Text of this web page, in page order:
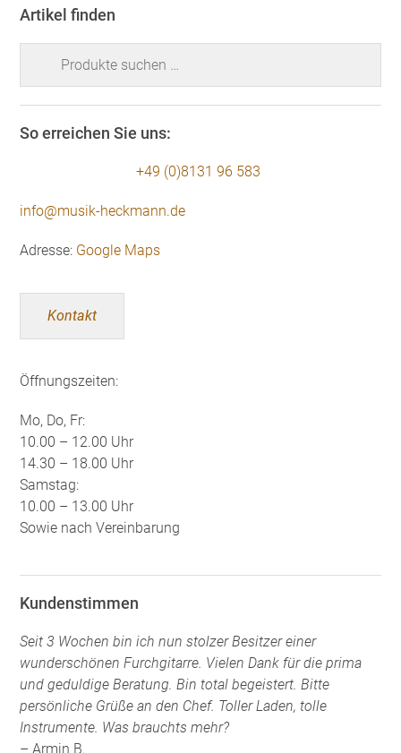
Artikel finden
So erreichen Sie uns:
+49 (0)8131 96 583
info@musik-heckmann.de
Adresse: Google Maps
Kontakt
Öffnungszeiten:
Mo, Do, Fr:
10.00 – 12.00 Uhr
14.30 – 18.00 Uhr
Samstag:
10.00 – 13.00 Uhr
Sowie nach Vereinbarung
Kundenstimmen
Seit 3 Wochen bin ich nun stolzer Besitzer einer
wunderschönen Furchgitarre. Vielen Dank für die prima
und geduldige Beratung. Bin total begeistert. Bitte
persönliche Grüße an den Chef. Toller Laden, tolle
Instrumente. Was brauchts mehr?
– Armin B.